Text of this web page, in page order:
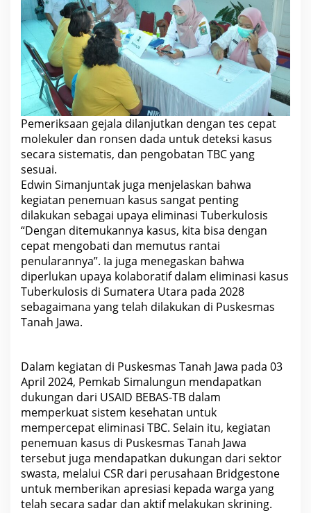
Pemeriksaan gejala dilanjutkan dengan tes cepat
molekuler dan ronsen dada untuk deteksi kasus
secara sistematis, dan pengobatan TBC yang
sesuai.
Edwin Simanjuntak juga menjelaskan bahwa
kegiatan penemuan kasus sangat penting
dilakukan sebagai upaya eliminasi Tuberkulosis
“Dengan ditemukannya kasus, kita bisa dengan
cepat mengobati dan memutus rantai
penularannya”. Ia juga menegaskan bahwa
diperlukan upaya kolaboratif dalam eliminasi kasus
Tuberkulosis di Sumatera Utara pada 2028
sebagaimana yang telah dilakukan di Puskesmas
Tanah Jawa.
Dalam kegiatan di Puskesmas Tanah Jawa pada 03
April 2024, Pemkab Simalungun mendapatkan
dukungan dari USAID BEBAS-TB dalam
memperkuat sistem kesehatan untuk
mempercepat eliminasi TBC. Selain itu, kegiatan
penemuan kasus di Puskesmas Tanah Jawa
tersebut juga mendapatkan dukungan dari sektor
swasta, melalui CSR dari perusahaan Bridgestone
untuk memberikan apresiasi kepada warga yang
telah secara sadar dan aktif melakukan skrining.